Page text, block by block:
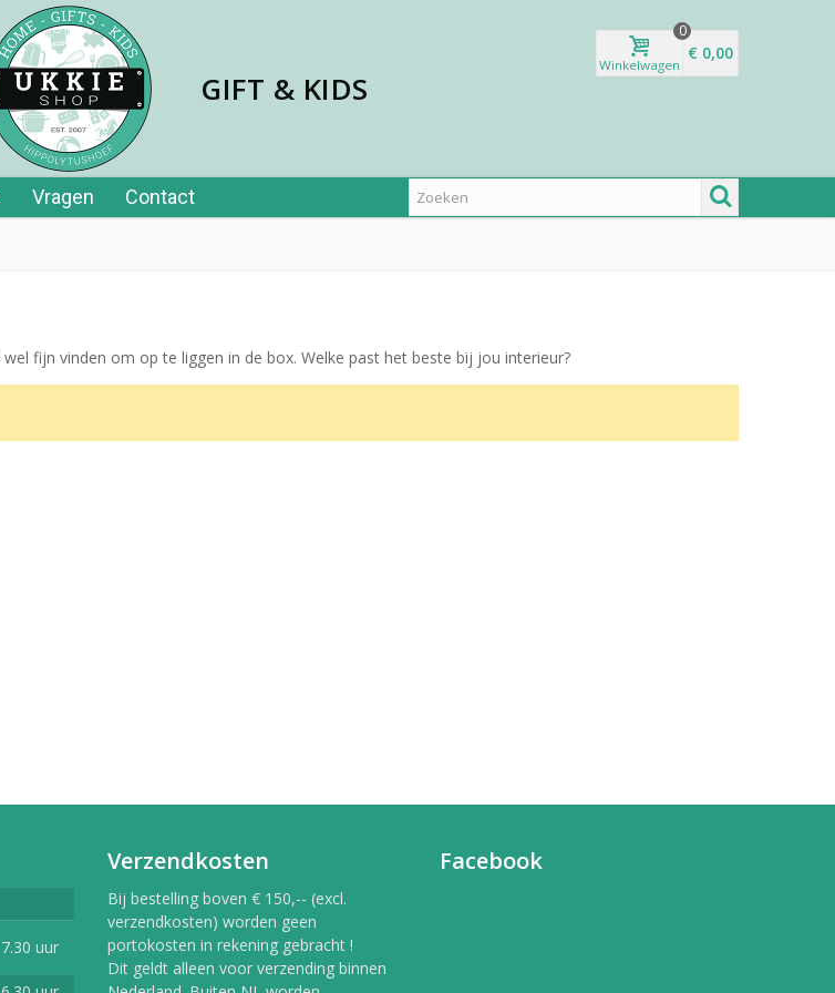
GIFT & KIDS
Winkelwagen
0
€ 0,00
Vragen Contact
wel fijn vinden om op te liggen in de box. Welke past het beste bij jou interieur?
uur
Verzendkosten
Bij bestelling boven € 150,-- (excl.
verzendkosten) worden geen
portokosten in rekening gebracht !
Dit geldt alleen voor verzending binnen
Facebook